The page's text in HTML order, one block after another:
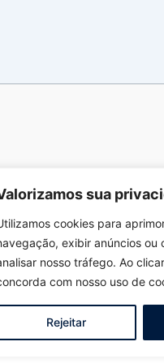
sua
cookies para
exibir anúncios ou
nosso tráfego. Ao
com nosso uso de
Rejeitar